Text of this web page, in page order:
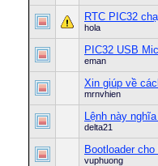
RTC PIC32
hola
PIC32 USB
eman
Xin giúp về
mrnvhien
Lệnh này
delta21
Bootloader
vuphuong